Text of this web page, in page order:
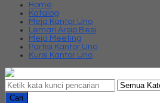
Home
Katalog
Meja Kantor Uno
Lemari Arsip Besi
Meja Meeting
Partisi Kantor Uno
Kursi Kantor Uno
Cari